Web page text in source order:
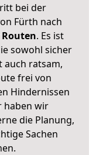
bei der
Fürth nach
. Es ist
sowohl sicher
auch ratsam,
frei von
Hindernissen
haben wir
die Planung,
Sachen